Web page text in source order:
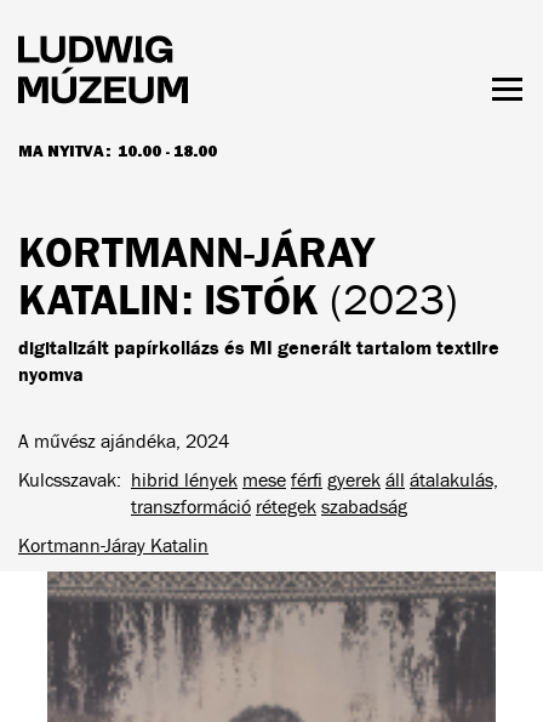
tartalomra
MA NYITVA: 10.00 - 18.00
NYITVATARTÁS ÉS JEGYÁRAK
KORTMANN-JÁRAY
KATALIN: ISTÓK (2023)
digitalizált papírkollázs és MI generált tartalom textilre
nyomva
A művész ajándéka, 2024
Kulcsszavak
hibrid lények mese férfi gyerek áll átalakulás,
transzformáció rétegek szabadság
Kortmann-Járay Katalin